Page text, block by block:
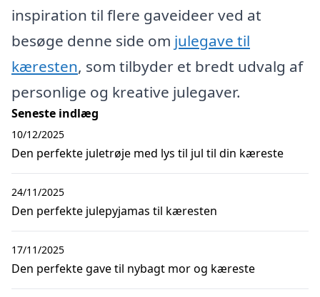
inspiration til flere gaveideer ved at
besøge denne side om julegave til
kæresten, som tilbyder et bredt udvalg af
personlige og kreative julegaver.
Seneste indlæg
Den perfekte juletrøje med lys til jul til din kæreste
10/12/2025
Den perfekte julepyjamas til kæresten
24/11/2025
Den perfekte gave til nybagt mor og kæreste
17/11/2025